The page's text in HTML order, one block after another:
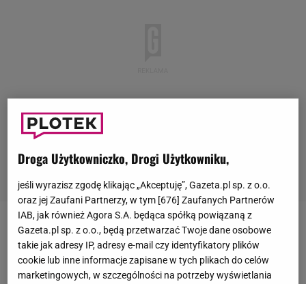
JUSTYNA MAJKOWSKA
Majkowska odeszła z Ich Troje. Dopiero po
latach zdradziła się, co się stało
Droga Użytkowniczko, Drogi Użytkowniku,
jeśli wyrazisz zgodę klikając „Akceptuję”, Gazeta.pl sp. z o.o.
oraz jej Zaufani Partnerzy, w tym [ 676 ] Zaufanych Partnerów
IAB, jak również Agora S.A. będąca spółką powiązaną z
Gazeta.pl sp. z o.o., będą przetwarzać Twoje dane osobowe
takie jak adresy IP, adresy e-mail czy identyfikatory plików
cookie lub inne informacje zapisane w tych plikach do celów
marketingowych, w szczególności na potrzeby wyświetlania